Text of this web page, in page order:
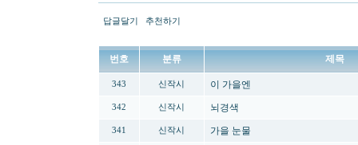
답글달기 추천하기
번호 분류 제목
343 신작시 이 가을엔
342 신작시 뇌경색
341 신작시 가을 눈물